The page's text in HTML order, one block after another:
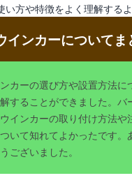
い方や特徴をよく理解する
インカーについてま
カーの選び方や設置方法に
することができました。バ
インカーの取り付け方法や
いて知れてよかったです。
ございました。